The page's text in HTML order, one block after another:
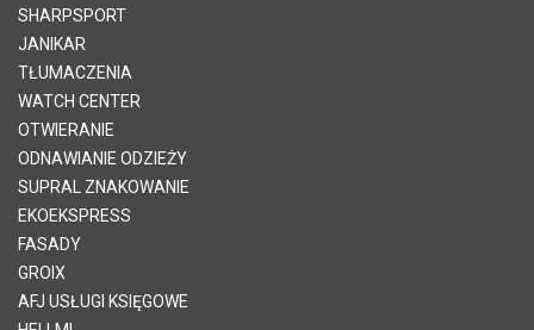
SHARPSPORT
JANIKAR
TŁUMACZENIA
WATCH CENTER
OTWIERANIE
ODNAWIANIE ODZIEŻY
SUPRAL ZNAKOWANIE
EKOEKSPRESS
FASADY
GROIX
AFJ USŁUGI KSIĘGOWE